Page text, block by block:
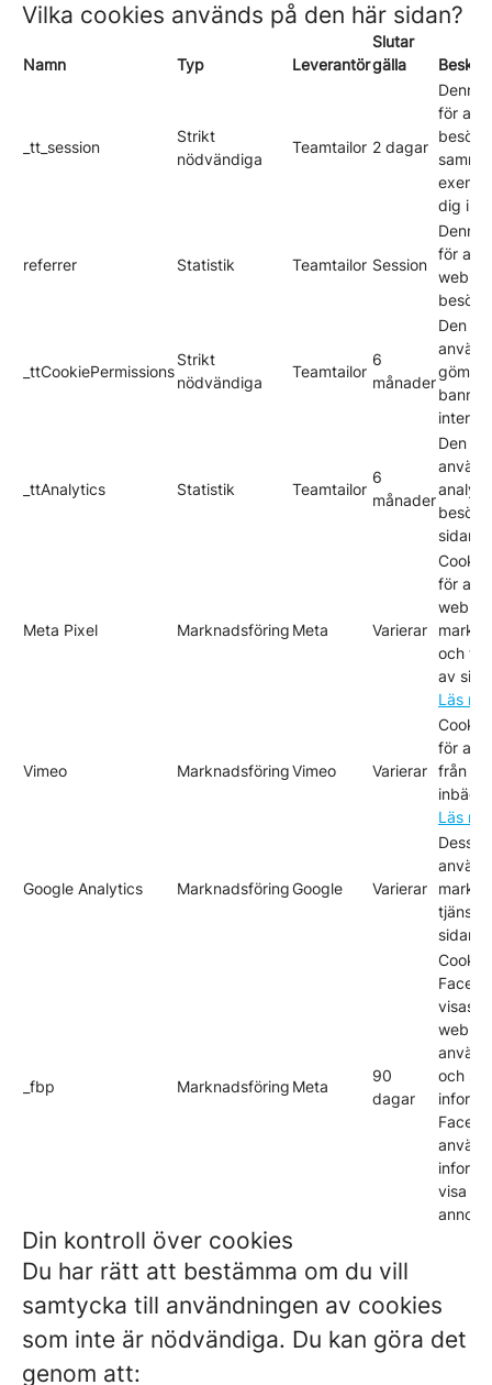
Vilka cookies används på den här sidan?
Namn Typ Leverantör
Slutar
gälla
_tt_session
Strikt
nödvändiga
Teamtailor 2 dagar
Denna
för att
dig
referrer Statistik Teamtailor Session
Denna
för att
_ttCookiePermissions
Strikt
nödvändiga
Teamtailor
6
månader
Den
_ttAnalytics Statistik Teamtailor
6
månader
Den
sidan.
Meta Pixel Marknadsföring Meta Varierar
för att
och
av
Läs
Vimeo MarknadsföringVimeo Varierar
för att
från
Läs
Google Analytics MarknadsföringGoogle Varierar
Dessa
sidan.
_fbp Marknadsföring Meta
90
dagar
visas.
och
visa
Din kontroll över cookies
Du har rätt att bestämma om du vill
samtycka till användningen av cookies
som inte är nödvändiga. Du kan göra det
genom att: